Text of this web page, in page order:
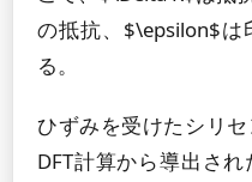
の抵抗、$\epsilon$は
る。
ひずみを受けたシリ
DFT計算から導出さ